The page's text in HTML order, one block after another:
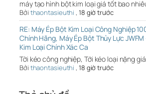
máy tạo hình bột kim loại giá tốt bao
Bởi thaontasieuthi , 18 giờ trước
RE: Máy Ép Bột Kim Loại Công Nghiệp
Chính Hãng, Máy Ép Bột Thủy Lực
Kim Loại Chính Xác Ca
Tời kéo công nghiệp, Tới kéo loại nặng
Bởi thaontasieuthi , 18 giờ trước